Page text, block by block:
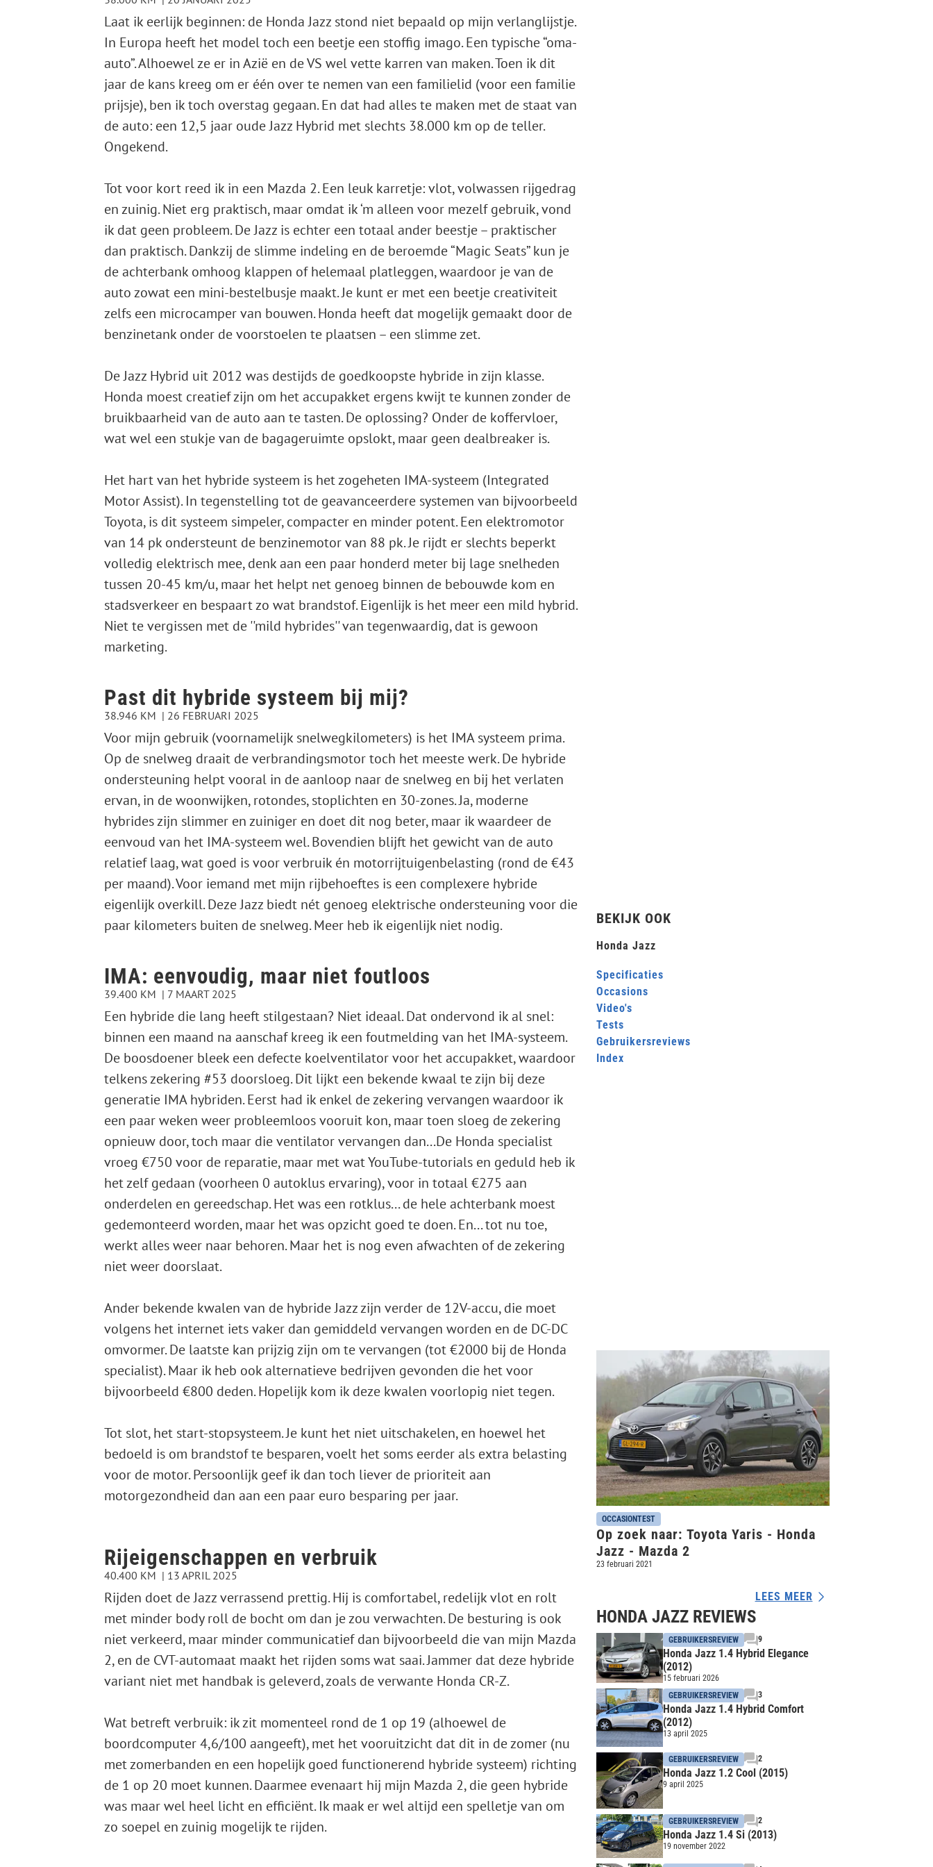
Laat ik eerlijk beginnen: de Honda Jazz stond niet bepaald op mijn verlanglijstje.
In Europa heeft het model toch een beetje een stoffig imago. Een typische “oma-
auto”. Alhoewel ze er in Azië en de VS wel vette karren van maken. Toen ik dit
jaar de kans kreeg om er één over te nemen van een familielid (voor een familie
prijsje), ben ik toch overstag gegaan. En dat had alles te maken met de staat van
de auto: een 12,5 jaar oude Jazz Hybrid met slechts 38.000 km op de teller.
Ongekend.
Tot voor kort reed ik in een Mazda 2. Een leuk karretje: vlot, volwassen rijgedrag
en zuinig. Niet erg praktisch, maar omdat ik ‘m alleen voor mezelf gebruik, vond
ik dat geen probleem. De Jazz is echter een totaal ander beestje – praktischer
dan praktisch. Dankzij de slimme indeling en de beroemde “Magic Seats” kun je
de achterbank omhoog klappen of helemaal platleggen, waardoor je van de
auto zowat een mini-bestelbusje maakt. Je kunt er met een beetje creativiteit
zelfs een microcamper van bouwen. Honda heeft dat mogelijk gemaakt door de
benzinetank onder de voorstoelen te plaatsen – een slimme zet.
De Jazz Hybrid uit 2012 was destijds de goedkoopste hybride in zijn klasse.
Honda moest creatief zijn om het accupakket ergens kwijt te kunnen zonder de
bruikbaarheid van de auto aan te tasten. De oplossing? Onder de koffervloer,
wat wel een stukje van de bagageruimte opslokt, maar geen dealbreaker is.
Het hart van het hybride systeem is het zogeheten IMA-systeem (Integrated
Motor Assist). In tegenstelling tot de geavanceerdere systemen van bijvoorbeeld
Toyota, is dit systeem simpeler, compacter en minder potent. Een elektromotor
van 14 pk ondersteunt de benzinemotor van 88 pk. Je rijdt er slechts beperkt
volledig elektrisch mee, denk aan een paar honderd meter bij lage snelheden
tussen 20-45 km/u, maar het helpt net genoeg binnen de bebouwde kom en
stadsverkeer en bespaart zo wat brandstof. Eigenlijk is het meer een mild hybrid.
Niet te vergissen met de ''mild hybrides'' van tegenwaardig, dat is gewoon
marketing.
Past dit hybride systeem bij mij?
38.946 KM 26 FEBRUARI 2025
Voor mijn gebruik (voornamelijk snelwegkilometers) is het IMA systeem prima.
Op de snelweg draait de verbrandingsmotor toch het meeste werk. De hybride
ondersteuning helpt vooral in de aanloop naar de snelweg en bij het verlaten
ervan, in de woonwijken, rotondes, stoplichten en 30-zones. Ja, moderne
hybrides zijn slimmer en zuiniger en doet dit nog beter, maar ik waardeer de
eenvoud van het IMA-systeem wel. Bovendien blijft het gewicht van de auto
relatief laag, wat goed is voor verbruik én motorrijtuigenbelasting (rond de €43
per maand). Voor iemand met mijn rijbehoeftes is een complexere hybride
eigenlijk overkill. Deze Jazz biedt nét genoeg elektrische ondersteuning voor die
paar kilometers buiten de snelweg. Meer heb ik eigenlijk niet nodig.
IMA: eenvoudig, maar niet foutloos
39.400 KM 7 MAART 2025
Een hybride die lang heeft stilgestaan? Niet ideaal. Dat ondervond ik al snel:
binnen een maand na aanschaf kreeg ik een foutmelding van het IMA-systeem.
De boosdoener bleek een defecte koelventilator voor het accupakket, waardoor
telkens zekering #53 doorsloeg. Dit lijkt een bekende kwaal te zijn bij deze
generatie IMA hybriden. Eerst had ik enkel de zekering vervangen waardoor ik
een paar weken weer probleemloos vooruit kon, maar toen sloeg de zekering
opnieuw door, toch maar die ventilator vervangen dan...De Honda specialist
vroeg €750 voor de reparatie, maar met wat YouTube-tutorials en geduld heb ik
het zelf gedaan (voorheen 0 autoklus ervaring), voor in totaal €275 aan
onderdelen en gereedschap. Het was een rotklus... de hele achterbank moest
gedemonteerd worden, maar het was opzicht goed te doen. En... tot nu toe,
werkt alles weer naar behoren. Maar het is nog even afwachten of de zekering
niet weer doorslaat.
Ander bekende kwalen van de hybride Jazz zijn verder de 12V-accu, die moet
volgens het internet iets vaker dan gemiddeld vervangen worden en de DC-DC
omvormer. De laatste kan prijzig zijn om te vervangen (tot €2000 bij de Honda
specialist). Maar ik heb ook alternatieve bedrijven gevonden die het voor
bijvoorbeeld €800 deden. Hopelijk kom ik deze kwalen voorlopig niet tegen.
Tot slot, het start-stopsysteem. Je kunt het niet uitschakelen, en hoewel het
bedoeld is om brandstof te besparen, voelt het soms eerder als extra belasting
voor de motor. Persoonlijk geef ik dan toch liever de prioriteit aan
motorgezondheid dan aan een paar euro besparing per jaar.
Rijeigenschappen en verbruik
40.400 KM 13 APRIL 2025
Rijden doet de Jazz verrassend prettig. Hij is comfortabel, redelijk vlot en rolt
met minder body roll de bocht om dan je zou verwachten. De besturing is ook
niet verkeerd, maar minder communicatief dan bijvoorbeeld die van mijn Mazda
2, en de CVT-automaat maakt het rijden soms wat saai. Jammer dat deze hybride
variant niet met handbak is geleverd, zoals de verwante Honda CR-Z.
Wat betreft verbruik: ik zit momenteel rond de 1 op 19 (alhoewel de
boordcomputer 4,6/100 aangeeft), met het vooruitzicht dat dit in de zomer (nu
met zomerbanden en een hopelijk goed functionerend hybride systeem) richting
de 1 op 20 moet kunnen. Daarmee evenaart hij mijn Mazda 2, die geen hybride
was maar wel heel licht en efficiënt. Ik maak er wel altijd een spelletje van om
zo soepel en zuinig mogelijk te rijden.
BEKIJK OOK
Honda Jazz
Specificaties
Occasions
Video's
Tests
Gebruikersreviews
Index
OCCASIONTEST
Op zoek naar: Toyota Yaris - Honda
Jazz - Mazda 2
23 februari 2021
LEES MEER
HONDA JAZZ REVIEWS
GEBRUIKERSREVIEW 9
Honda Jazz 1.4 Hybrid Elegance
(2012)
15 februari 2026
GEBRUIKERSREVIEW
3
Honda Jazz 1.4 Hybrid Comfort
(2012)
13 april 2025
GEBRUIKERSREVIEW 2
Honda Jazz 1.2 Cool (2015)
9 april 2025
GEBRUIKERSREVIEW 2
Honda Jazz 1.4 Si (2013)
19 november 2022